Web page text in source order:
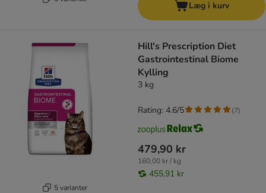
Læg i kurv
5 varianter
Hill's Prescription Diet
Gastrointestinal Biome
Kylling
3 kg
479,90 kr
160,00 kr / kg
455,91 kr
Rating: 4.6/5 (7)